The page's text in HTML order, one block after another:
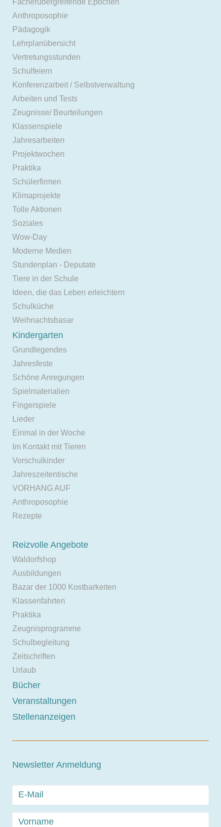
Anthroposophie
Pädagogik
Lehrplanübersicht
Vertretungsstunden
Schulfeiern
Konferenzarbeit / Selbstverwaltung
Arbeiten und Tests
Zeugnisse/ Beurteilungen
Klassenspiele
Jahresarbeiten
Projektwochen
Praktika
Schülerfirmen
Klimaprojekte
Tolle Aktionen
Soziales
Wow-Day
Moderne Medien
Stundenplan - Deputate
Tiere in der Schule
Ideen, die das Leben erleichtern
Schulküche
Weihnachtsbasar
Kindergarten
Grundlegendes
Jahresfeste
Schöne Anregungen
Spielmaterialien
Fingerspiele
Lieder
Einmal in der Woche
Im Kontakt mit Tieren
Vorschulkinder
Jahreszeitentische
VORHANG AUF
Anthroposophie
Rezepte
Reizvolle Angebote
Waldorfshop
Ausbildungen
Bazar der 1000 Kostbarkeiten
Klassenfahrten
Praktika
Zeugnisprogramme
Schulbegleitung
Zeitschriften
Urlaub
Bücher
Veranstaltungen
Stellenanzeigen
Newsletter Anmeldung